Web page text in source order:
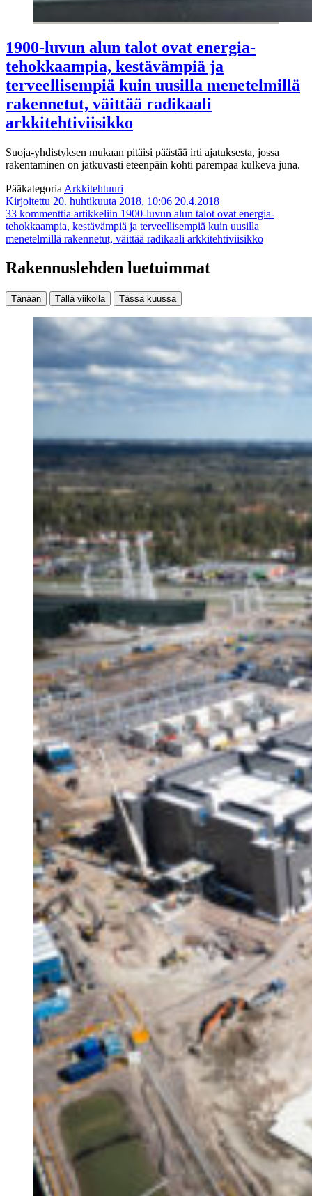
1900-luvun alun talot ovat energia­
tehokkaampia, kestävämpiä ja
terveellisempiä kuin uusilla menetelmillä
rakennetut, väittää radikaali
arkkitehtiviisikko
Suoja-yhdistyksen mukaan pitäisi päästää irti ajatuksesta, jossa
rakentaminen on jatkuvasti eteenpäin kohti parempaa kulkeva juna.
Pääkategoria Arkkitehtuuri
Kirjoitettu 20. huhtikuuta 2018, 10:06 20.4.2018
33 kommenttia artikkeliin 1900-luvun alun talot ovat energia­
tehokkaampia, kestävämpiä ja terveellisempiä kuin uusilla
menetelmillä rakennetut, väittää radikaali arkkitehtiviisikko
Rakennuslehden luetuimmat
Tänään Tällä viikolla Tässä kuussa